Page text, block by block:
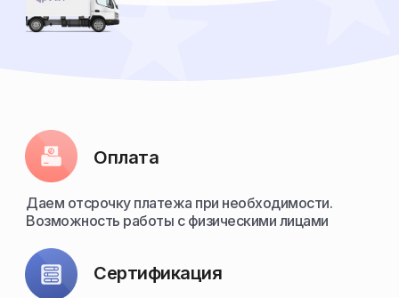
Сертификация
Оплата
Даем отсрочку платежа при необходимости.
Возможность работы с физическими лицами